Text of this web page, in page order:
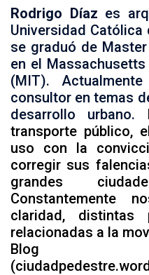
Rodrigo Díaz es
Universidad Católica
se graduó de
en el
(MIT).
consultor en temas
desarrollo urbano.
transporte público,
uso con la
corregir sus
grandes
Constantemente
claridad, distintas
relacionadas a la
Blog